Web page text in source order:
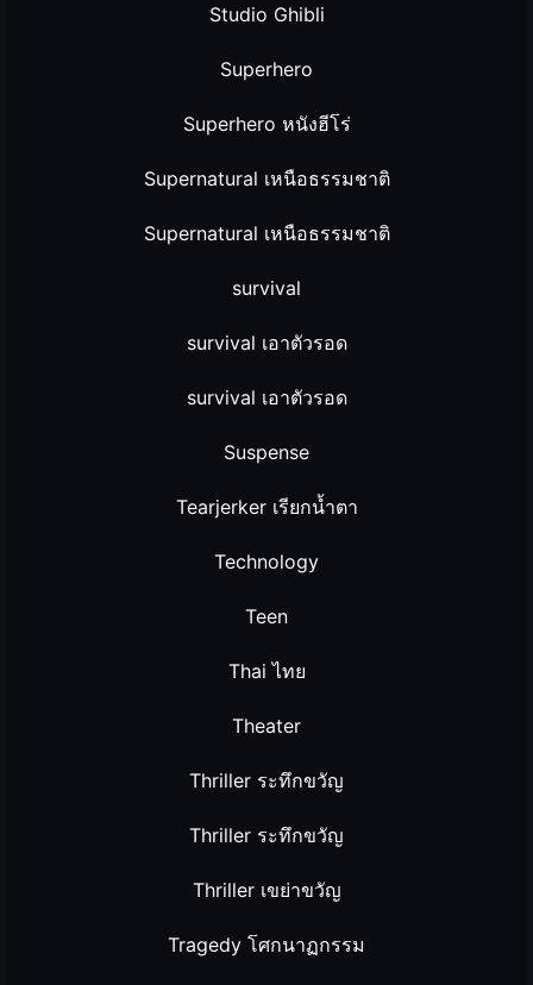
Studio Ghibli
Superhero
Superhero หนังฮีโร่
Supernatural เหนือธรรมชาติ
Supernatural เหนือธรรมชาติ
survival
survival เอาตัวรอด
survival เอาตัวรอด
Suspense
Tearjerker เรียกน้ำตา
Technology
Teen
Thai ไทย
Theater
Thriller ระทึกขวัญ
Thriller ระทึกขวัญ
Thriller เขย่าขวัญ
Tragedy โศกนาฏกรรม